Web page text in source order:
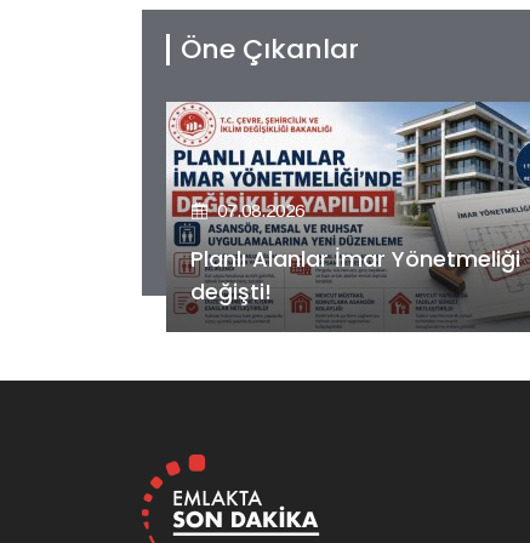
Öne Çıkanlar
07.08.2026
Kiler GYO’dan Pendik Dolayoba
projesiyle ilgili önemli adım!